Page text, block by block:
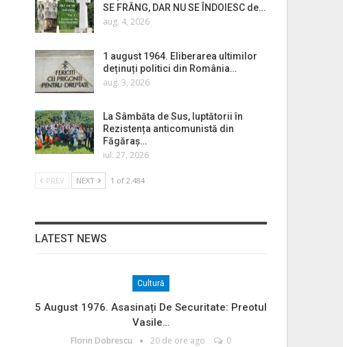
SE FRÂNG, DAR NU SE ÎNDOIESC de…
aug. 4, 2026
1 august 1964. Eliberarea ultimilor
deținuți politici din România…
aug. 3, 2026
La Sâmbăta de Sus, luptătorii în
Rezistența anticomunistă din
Făgăraș…
iul. 27, 2026
PREV NEXT 1 of 2.484
LATEST NEWS
Cultură
5 August 1976. Asasinați De Securitate: Preotul
Vasile…
Florin Dobrescu 20 de ore ago 0